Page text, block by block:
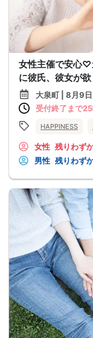
女性主催で安心♡
に彼氏、彼女が
大泉町 | 8月9
受付終了まで
HAPPINESS
女性 残りわず
男性 残りわず